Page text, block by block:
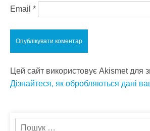
Email *
Цей сайт використовує Akismet для
Дізнайтеся, як обробляються дані
Пошук: